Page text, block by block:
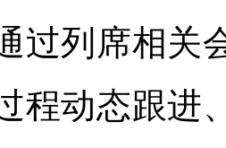
过列席相关
程动态跟进